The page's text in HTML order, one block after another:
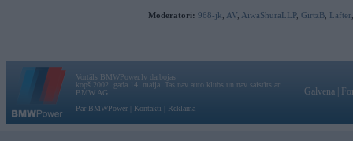
Moderatori: 968-jk AV AiwaShuraLLP, GirtzB Lafter
Vortāls BMWPower.lv darbojas
kopš 2002. gada 14. maija. Tas nav auto klubs un nav saistīts ar
BMW AG.
Par BMWPower
Kontakti Reklāma
Galvena